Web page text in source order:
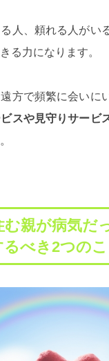
人、頼れる人がい
る力になります。
方で頻繁に会いに
スや見守りサービ
親が病気だ
べき2つのこ